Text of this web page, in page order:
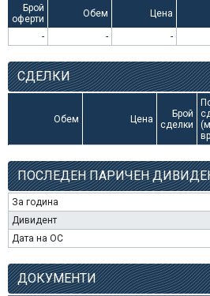
Брой
оферти
Обем Цена
-
- -
СДЕЛКИ
Обем Цена
Брой
сделки
ПОСЛЕДЕН ПАРИЧЕН
За година
Дивидент
Дата на ОС
ДОКУМЕНТИ